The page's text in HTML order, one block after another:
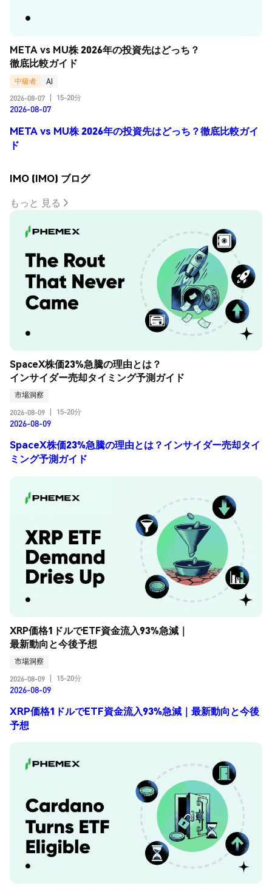
META vs MU株 2026年の投資先はどっち？
徹底比較ガイド
中級者
AI
2026-08-07
15-20分
2026-08-07
META vs MU株 2026年の投資先はどっち？徹底比較ガイ
ド
IMO (IMO) ブログ
もっと 見る
SpaceX株価23%急騰の理由とは？
インサイダー売却タイミング予測ガイド
市場洞察
2026-08-09
15-20分
2026-08-09
SpaceX株価23%急騰の理由とは？インサイダー売却タイ
ミング予測ガイド
XRP価格1ドルでETF資金流入93%急減｜
最新動向と今後予想
市場洞察
2026-08-09
15-20分
2026-08-09
XRP価格1ドルでETF資金流入93%急減｜最新動向と今後
予想